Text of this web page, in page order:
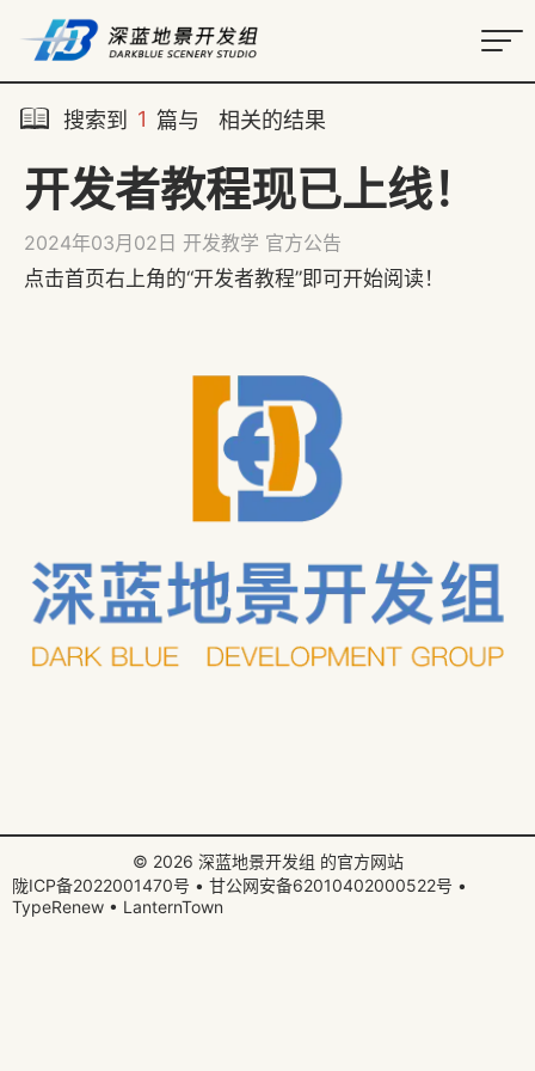
搜索到 1 篇与 相关的结果
开发者教程现已上线！
2024年03月02日 开发教学 官方公告
点击首页右上角的“开发者教程”即可开始阅读！
© 2026 深蓝地景开发组 的官方网站
陇ICP备2022001470号 • 甘公网安备62010402000522号 •
TypeRenew • LanternTown